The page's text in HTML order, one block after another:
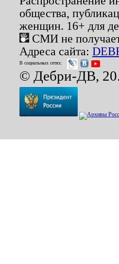
общества,
женщин. 16+ для
СМИ не
Адреса сайта:
В социальных сетях:
© Дебри-ДВ,